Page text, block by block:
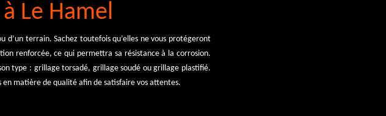
Le Hamel
d’un terrain. Sachez toutefois qu’elles ne vous protégeront
renforcée, ce qui permettra sa résistance à la corrosion.
type : grillage torsadé, grillage soudé ou grillage plastifié.
matière de qualité afin de satisfaire vos attentes.